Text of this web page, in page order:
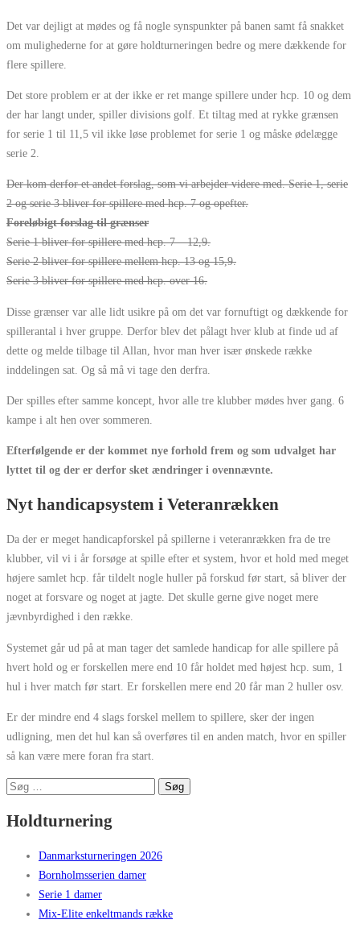
Det var dejligt at mødes og få nogle synspunkter på banen samt få snakket
om mulighederne for at gøre holdturneringen bedre og mere dækkende for
flere spillere.
Det store problem er at der ikke er ret mange spillere under hcp. 10 og dem
der har langt under, spiller divisions golf. Et tiltag med at rykke grænsen
for serie 1 til 11,5 vil ikke løse problemet for serie 1 og måske ødelægge
serie 2.
Der kom derfor et andet forslag, som vi arbejder videre med. Serie 1, serie
2 og serie 3 bliver for spillere med hcp. 7 og opefter.
Foreløbigt forslag til grænser
Serie 1 bliver for spillere med hcp. 7 – 12,9.
Serie 2 bliver for spillere mellem hcp. 13 og 15,9.
Serie 3 bliver for spillere med hcp. over 16.
Disse grænser var alle lidt usikre på om det var fornuftigt og dækkende for
spillerantal i hver gruppe. Derfor blev det pålagt hver klub at finde ud af
dette og melde tilbage til Allan, hvor man hver især ønskede række
inddelingen sat. Og så må vi tage den derfra.
Der spilles efter samme koncept, hvor alle tre klubber mødes hver gang. 6
kampe i alt hen over sommeren.
Efterfølgende er der kommet nye forhold frem og som udvalget har
lyttet til og der er derfor sket ændringer i ovennævnte.
Nyt handicapsystem i Veteranrækken
Da der er meget handicapforskel på spillerne i veteranrækken fra de tre
klubber, vil vi i år forsøge at spille efter et system, hvor et hold med meget
højere samlet hcp. får tildelt nogle huller på forskud før start, så bliver der
noget at forsvare og noget at jagte. Det skulle gerne give noget mere
jævnbyrdighed i den række.
Systemet går ud på at man tager det samlede handicap for alle spillere på
hvert hold og er forskellen mere end 10 får holdet med højest hcp. sum, 1
hul i hver match før start. Er forskellen mere end 20 får man 2 huller osv.
Er der mindre end 4 slags forskel mellem to spillere, sker der ingen
udligning, men det hul kan så overføres til en anden match, hvor en spiller
så kan være mere foran fra start.
Søg
Holdturnering
Danmarksturneringen 2026
Bornholmsserien damer
Serie 1 damer
Mix-Elite enkeltmands række